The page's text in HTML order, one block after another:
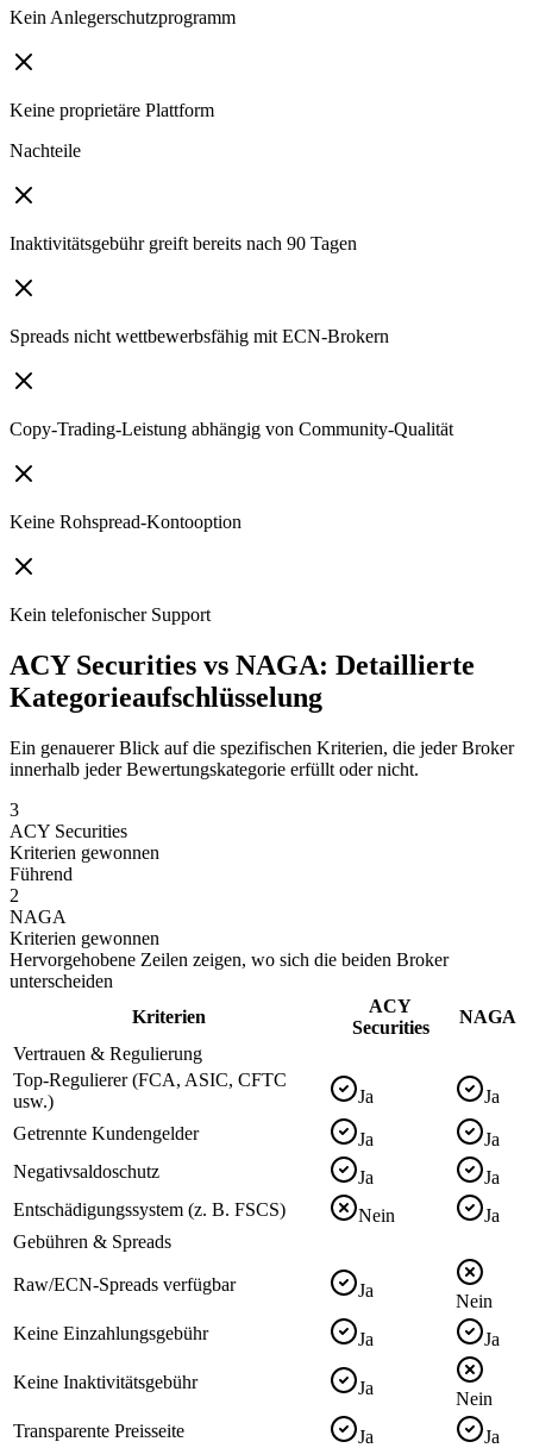
Kein Anlegerschutzprogramm
Keine proprietäre Plattform
Nachteile
Inaktivitätsgebühr greift bereits nach 90 Tagen
Spreads nicht wettbewerbsfähig mit ECN-Brokern
Copy-Trading-Leistung abhängig von Community-Qualität
Keine Rohspread-Kontooption
Kein telefonischer Support
ACY Securities vs NAGA: Detaillierte
Kategorieaufschlüsselung
Ein genauerer Blick auf die spezifischen Kriterien, die jeder Broker
innerhalb jeder Bewertungskategorie erfüllt oder nicht.
3
ACY Securities
Kriterien gewonnen
Führend
2
NAGA
Kriterien gewonnen
Hervorgehobene Zeilen zeigen, wo sich die beiden Broker
unterscheiden
Kriterien
ACY
Securities
NAGA
Vertrauen & Regulierung
Top-Regulierer (FCA, ASIC, CFTC
usw.)
Ja
Ja
Getrennte Kundengelder
Ja
Ja
Negativsaldoschutz
Ja
Ja
Entschädigungssystem (z. B. FSCS)
Nein
Ja
Gebühren & Spreads
Raw/ECN-Spreads verfügbar Ja
Nein
Keine Einzahlungsgebühr
Ja Ja
Keine Inaktivitätsgebühr Ja
Nein
Transparente Preisseite
Ja
Ja